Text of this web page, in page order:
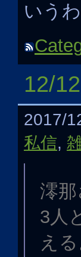
いう
12/
2017/
私信,
澪那
3人
え